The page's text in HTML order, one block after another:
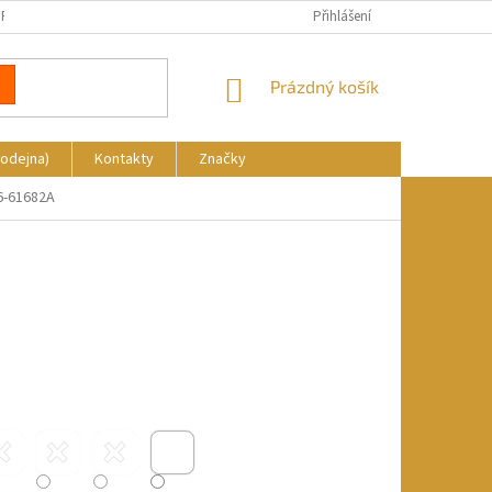
REKLAMACE KDE NÁS NAJDETE
Přihlášení
NÁKUPNÍ
Prázdný košík
Kontakty
Značky
61682A